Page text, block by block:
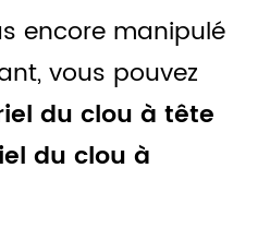
encore manipulé
vous pouvez
du clou à tête
du clou à